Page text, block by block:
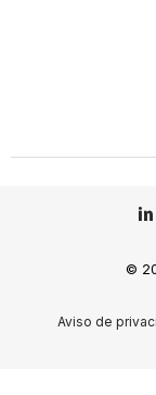
©
Aviso de